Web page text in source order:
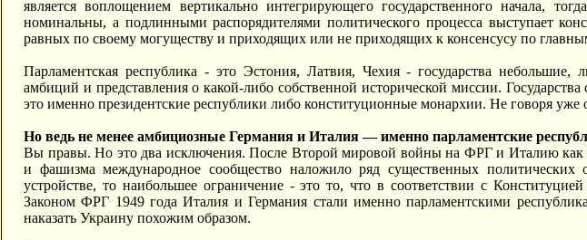
является воплощением вертикально интегрирующего государственного начала,
номинальны, а подлинными распорядителями политического процесса выступает
равных по своему могуществу и приходящих или не приходящих к консенсусу по
Парламентская республика - это Эстония, Латвия, Чехия - государства
амбиций и представления о какой-либо собственной исторической миссии.
это именно президентские республики либо конституционные монархии. Не говоря
Но ведь не менее амбициозные Германия и Италия — именно парламентские
Вы правы. Но это два исключения. После Второй мировой войны на ФРГ и Италию как
и фашизма международное сообщество наложило ряд существенных политических
устройстве, то наибольшее ограничение - это то, что в соответствии с
Законом ФРГ 1949 года Италия и Германия стали именно парламентскими
наказать Украину похожим образом.